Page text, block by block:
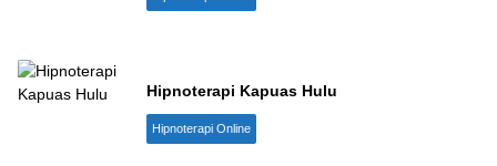
Hipnoterapi Kapuas Hulu
Hipnoterapi Online